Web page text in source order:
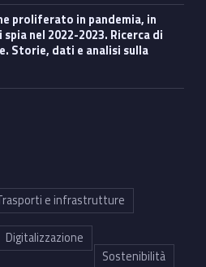
nel 2022-2023. Ricerca di
Storie, dati e analisi sulla
e infrastrutture
Digitalizzazione
Sostenibilità